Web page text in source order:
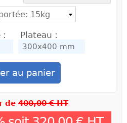
: Plateau :
de 400,00 € HT